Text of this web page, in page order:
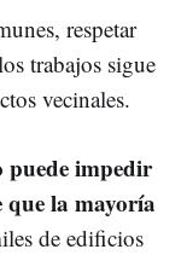
respetar
trabajos sigue
vecinales.
puede impedir
que la mayoría
de edificios